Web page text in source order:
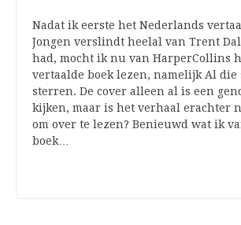
Nadat ik eerste het Nederlands
Jongen verslindt heelal van Trent
had, mocht ik nu van HarperCollins
vertaalde boek lezen, namelijk Al die
sterren. De cover alleen al is een
kijken, maar is het verhaal erachter
om over te lezen? Benieuwd wat ik
boek…